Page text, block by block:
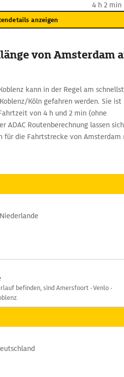
4 h 2 min
anzeigen
von Amsterdam
kann in der Regel am
Köln gefahren werden. Sie ist
von 4 h und 2 min (ohne
ADAC Routenberechnung lassen sich
für die Fahrtstrecke von Amsterdam
befinden, sind Amersfoort - Venlo -